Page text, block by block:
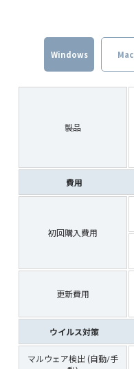
Windows
製品
費用
初回購入費用
更新費用
ウイルス対策
マルウェア検出 (自動/手
Mac